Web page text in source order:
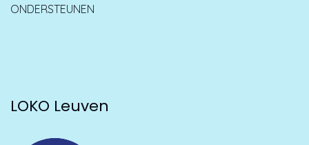
ONDERSTEUNEN
LOKO Leuven